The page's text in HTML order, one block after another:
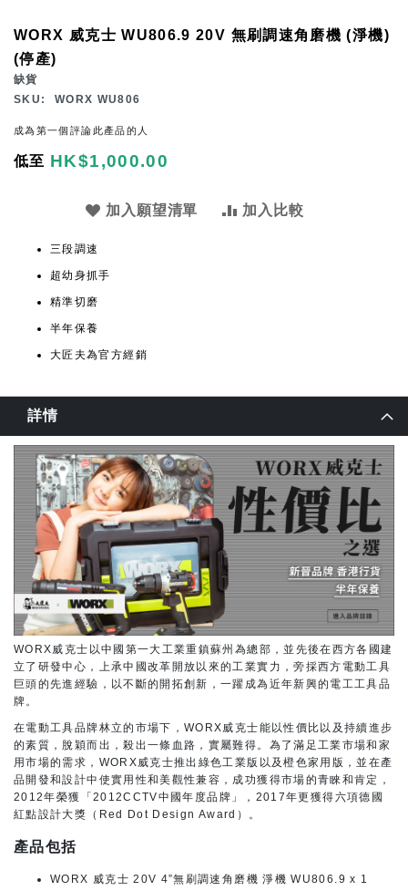
WORX 威克士 WU806.9 20V 無刷調速角磨機 (淨機)
(停產)
缺貨
SKU
WORX WU806
成為第一個評論此產品的人
低至 HK$1,000.00
加入願望清單 加入比較
三段調速
超幼身抓手
精準切磨
半年保養
大匠夫為官方經銷
the
beginning
the
images
詳情
WORX威克士以中國第一大工業重鎮蘇州為總部，並先後在西方各國建
立了研發中心，上承中國改革開放以來的工業實力，旁採西方電動工具
巨頭的先進經驗，以不斷的開拓創新，一躍成為近年新興的電工工具品
牌。
在電動工具品牌林立的市場下，WORX威克士能以性價比以及持續進步
的素質，脫穎而出，殺出一條血路，實屬難得。為了滿足工業市場和家
用市場的需求，WORX威克士推出綠色工業版以及橙色家用版，並在產
品開發和設計中使實用性和美觀性兼容，成功獲得市場的青睞和肯定，
2012年榮獲「2012CCTV中國年度品牌」，2017年更獲得六項德國
紅點設計大獎（Red Dot Design Award）。
產品包括
WORX 威克士 20V 4”無刷調速角磨機 淨機 WU806.9 x 1